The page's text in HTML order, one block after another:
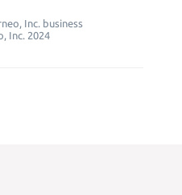
Inc. business
Inc. 2024